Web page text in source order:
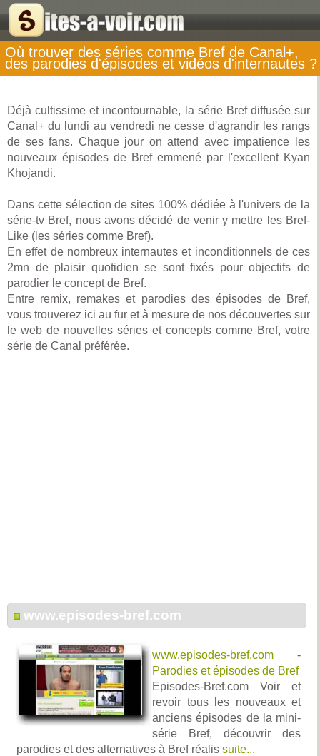
Où trouver des séries comme Bref de Canal+,
des parodies d'épisodes et vidéos d'internautes ?
Déjà cultissime et incontournable, la série Bref diffusée sur
Canal+ du lundi au vendredi ne cesse d'agrandir les rangs
de ses fans. Chaque jour on attend avec impatience les
nouveaux épisodes de Bref emmené par l'excellent Kyan
Khojandi.
Dans cette sélection de sites 100% dédiée à l'univers de la
série-tv Bref, nous avons décidé de venir y mettre les Bref-
Like (les séries comme Bref).
En effet de nombreux internautes et inconditionnels de ces
2mn de plaisir quotidien se sont fixés pour objectifs de
parodier le concept de Bref.
Entre remix, remakes et parodies des épisodes de Bref,
vous trouverez ici au fur et à mesure de nos découvertes sur
le web de nouvelles séries et concepts comme Bref, votre
série de Canal préférée.
www.episodes-bref.com
www.episodes-bref.com -
Parodies et épisodes de Bref
Episodes-Bref.com Voir et
revoir tous les nouveaux et
anciens épisodes de la mini-
série Bref, découvrir des
parodies et des alternatives à Bref réalis suite...